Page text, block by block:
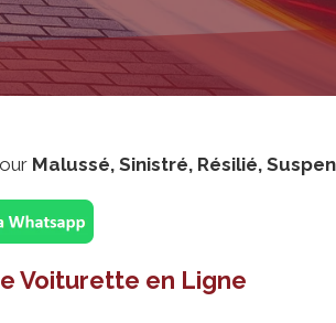
Malussé, Sinistré, Résilié,
Voiturette en Ligne